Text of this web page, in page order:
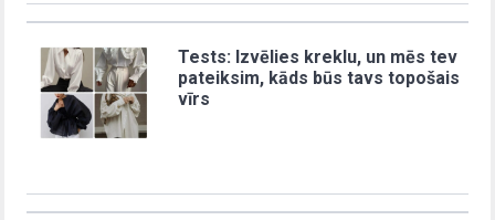
Tests: Izvēlies kreklu, un mēs tev
pateiksim, kāds būs tavs topošais
vīrs